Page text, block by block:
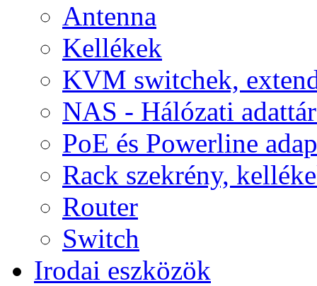
Antenna
Kellékek
KVM switchek,
NAS - Hálózati
PoE és Powerline
Rack szekrény,
Router
Switch
Irodai eszközök